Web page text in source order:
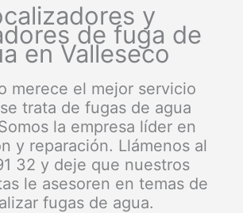
y
de fuga de
en Valleseco
merece el mejor servicio
trata de fugas de agua
la empresa líder en
y reparación. Llámenos al
32 y deje que nuestros
le asesoren en temas de
fugas de agua.